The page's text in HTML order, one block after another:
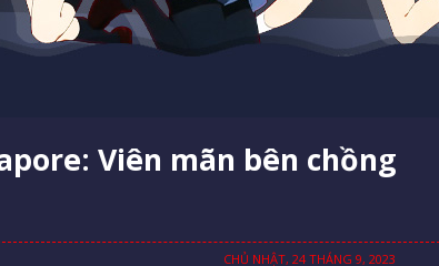
Viên mãn bên chồng
CHỦ NHẬT, 24 THÁNG 9, 2023